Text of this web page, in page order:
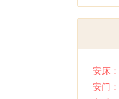
安床：
安门：